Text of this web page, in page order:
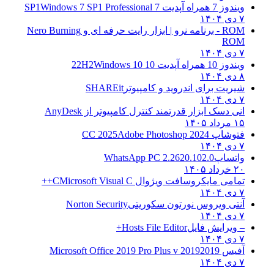
ویندوز 7 همراه آپدیت 7 SP1
Windows 7 SP1 Professional
۷ دی ۱۴۰۴
ROM - برنامه نرو | ابزار رایت حرفه ای و
Nero Burning
ROM
۷ دی ۱۴۰۴
ویندوز 10 همراه آپدیت 10 22H2
Windows 10
۸ دی ۱۴۰۴
شیریت برای اندروید و کامپیوتر SHAREit
۷ دی ۱۴۰۴
انی دسک ابزار قدرتمند کنترل کامپیوتر از AnyDesk
۱۵ مرداد ۱۴۰۵
فتوشاپ CC 2025 Adobe Photoshop 2024
۷ دی ۱۴۰۴
واتساپWhatsApp PC 2.2620.102.0
۲۰ خرداد ۱۴۰۵
تمامی مایکروسافت ویژوال C Microsoft Visual C++
۷ دی ۱۴۰۴
آنتی ویروس نورتون سکوریتی Norton Security
۷ دی ۱۴۰۴
– ویرایش فایل Hosts File Editor+
۷ دی ۱۴۰۴
آفیس 2019 2019 Microsoft Office 2019 Pro Plus v
۷ دی ۱۴۰۴